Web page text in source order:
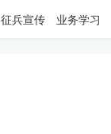
征兵宣传 业务学习